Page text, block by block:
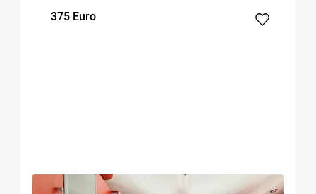
375 Euro
OFERTA NOUA COMISION 50%